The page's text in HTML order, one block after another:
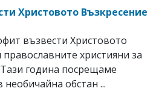
Христовото Възкресение
възвести Христовото
християни за
година посрещаме
обстан ...